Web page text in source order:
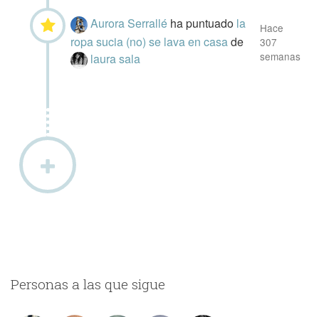
Aurora Serrallé ha puntuado la
ropa sucia (no) se lava en casade
laura sala
Hace
307
semanas
Personas a las que sigue